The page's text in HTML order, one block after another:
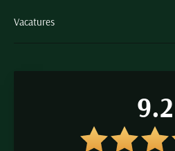
Vacatures
9.2